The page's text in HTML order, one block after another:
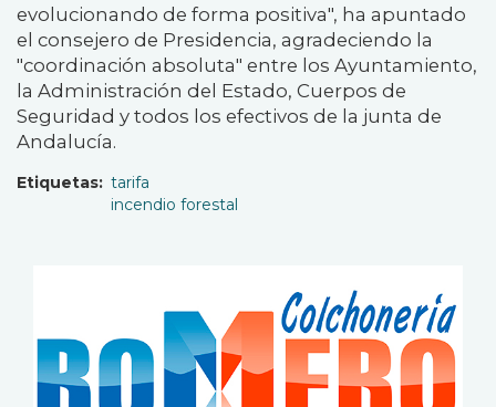
evolucionando de forma positiva", ha apuntado
el consejero de Presidencia, agradeciendo la
"coordinación absoluta" entre los Ayuntamiento,
la Administración del Estado, Cuerpos de
Seguridad y todos los efectivos de la junta de
Andalucía.
Etiquetas
tarifa
incendio forestal